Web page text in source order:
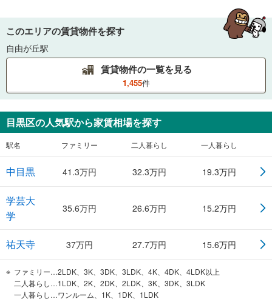
このエリアの賃貸物件を探す
自由が丘駅
賃貸物件の一覧を見る
1,455件
目黒区の人気駅から家賃相場を探す
駅名 ファミリー 二人暮らし 一人暮らし
中目黒 41.3万円 32.3万円 19.3万円
学芸大
学
35.6万円 26.6万円 15.2万円
祐天寺 37万円 27.7万円 15.6万円
ファミリー…2LDK、3K、3DK、3LDK、4K、4DK、4LDK以上
二人暮らし…1LDK、2K、2DK、2LDK、3K、3DK、3LDK
一人暮らし…ワンルーム、1K、1DK、1LDK